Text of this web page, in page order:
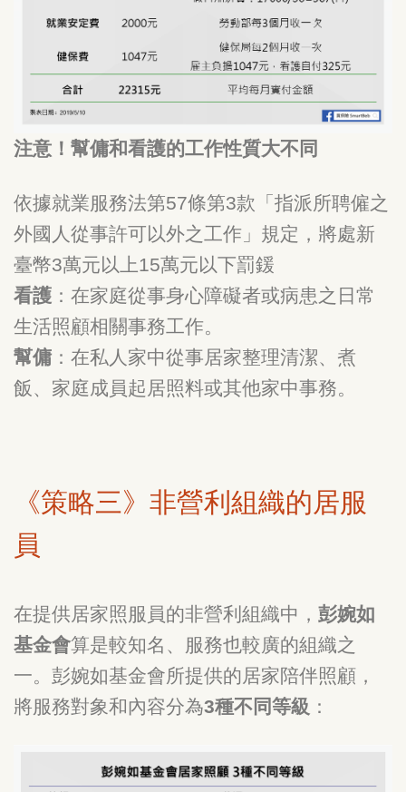
注意！幫傭和看護的工作性質大不同
依據就業服務法第57條第3款「指派所聘僱之
外國人從事許可以外之工作」規定，將處新
臺幣3萬元以上15萬元以下罰鍰
看護 ：在家庭從事身心障礙者或病患之日常
生活照顧相關事務工作。
幫傭 ：在私人家中從事居家整理清潔、煮
飯、家庭成員起居照料或其他家中事務。
《策略三》非營利組織的居服
員
在提供居家照服員的非營利組織中， 彭婉如
基金會算是較知名、服務也較廣的組織之
一。彭婉如基金會所提供的居家陪伴照顧，
將服務對象和內容分為3種不同等級 ：